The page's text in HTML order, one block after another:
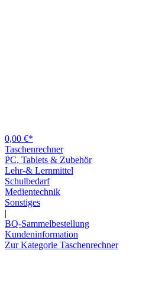
0,00 €*
Taschenrechner
PC, Tablets & Zubehör
Lehr-& Lernmittel
Schulbedarf
Medientechnik
Sonstiges
|
BQ-Sammelbestellung
Kundeninformation
Zur Kategorie Taschenrechner